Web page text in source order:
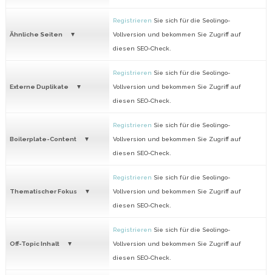
Ähnliche Seiten
Registrieren Sie sich für die Seolingo-
Vollversion und bekommen Sie Zugriff auf
diesen SEO-Check.
Externe Duplikate
Registrieren Sie sich für die Seolingo-
Vollversion und bekommen Sie Zugriff auf
diesen SEO-Check.
Boilerplate-Content
Registrieren Sie sich für die Seolingo-
Vollversion und bekommen Sie Zugriff auf
diesen SEO-Check.
Thematischer Fokus
Registrieren Sie sich für die Seolingo-
Vollversion und bekommen Sie Zugriff auf
diesen SEO-Check.
Off-Topic Inhalt
Registrieren Sie sich für die Seolingo-
Vollversion und bekommen Sie Zugriff auf
diesen SEO-Check.